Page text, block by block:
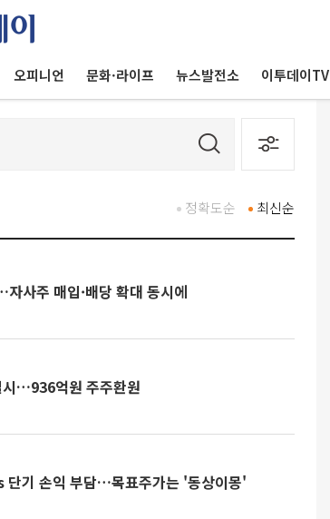
오피니언 문화·라이프 뉴스발전소 이투데이TV
최신순
정확도순
사주 매입·배당 확대 동시에
시…936억원 주주환원
단기 손익 부담…목표주가는 '동상이몽'